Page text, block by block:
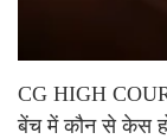
CG HIGH
बेंच में कौन से केस